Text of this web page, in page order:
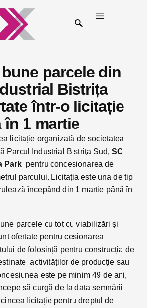
parcele din
Bistrița
într-o licitație
în 1 martie
licitație organizată de societatea
Parcul Industrial Bistrița Sud,SC
Park pentru concesionarea de
parcului. Licitația este una de tip
începând din 1 martie până în
parcele cu tot cu viabilizări și
ofertate pentru cesionarea
de folosință pentru construcția de
activităților de producție sau
este pe minim 49 de ani,
să curgă de la data semnării
licitație pentru dreptul de